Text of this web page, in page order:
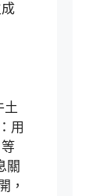
土
用
關
，